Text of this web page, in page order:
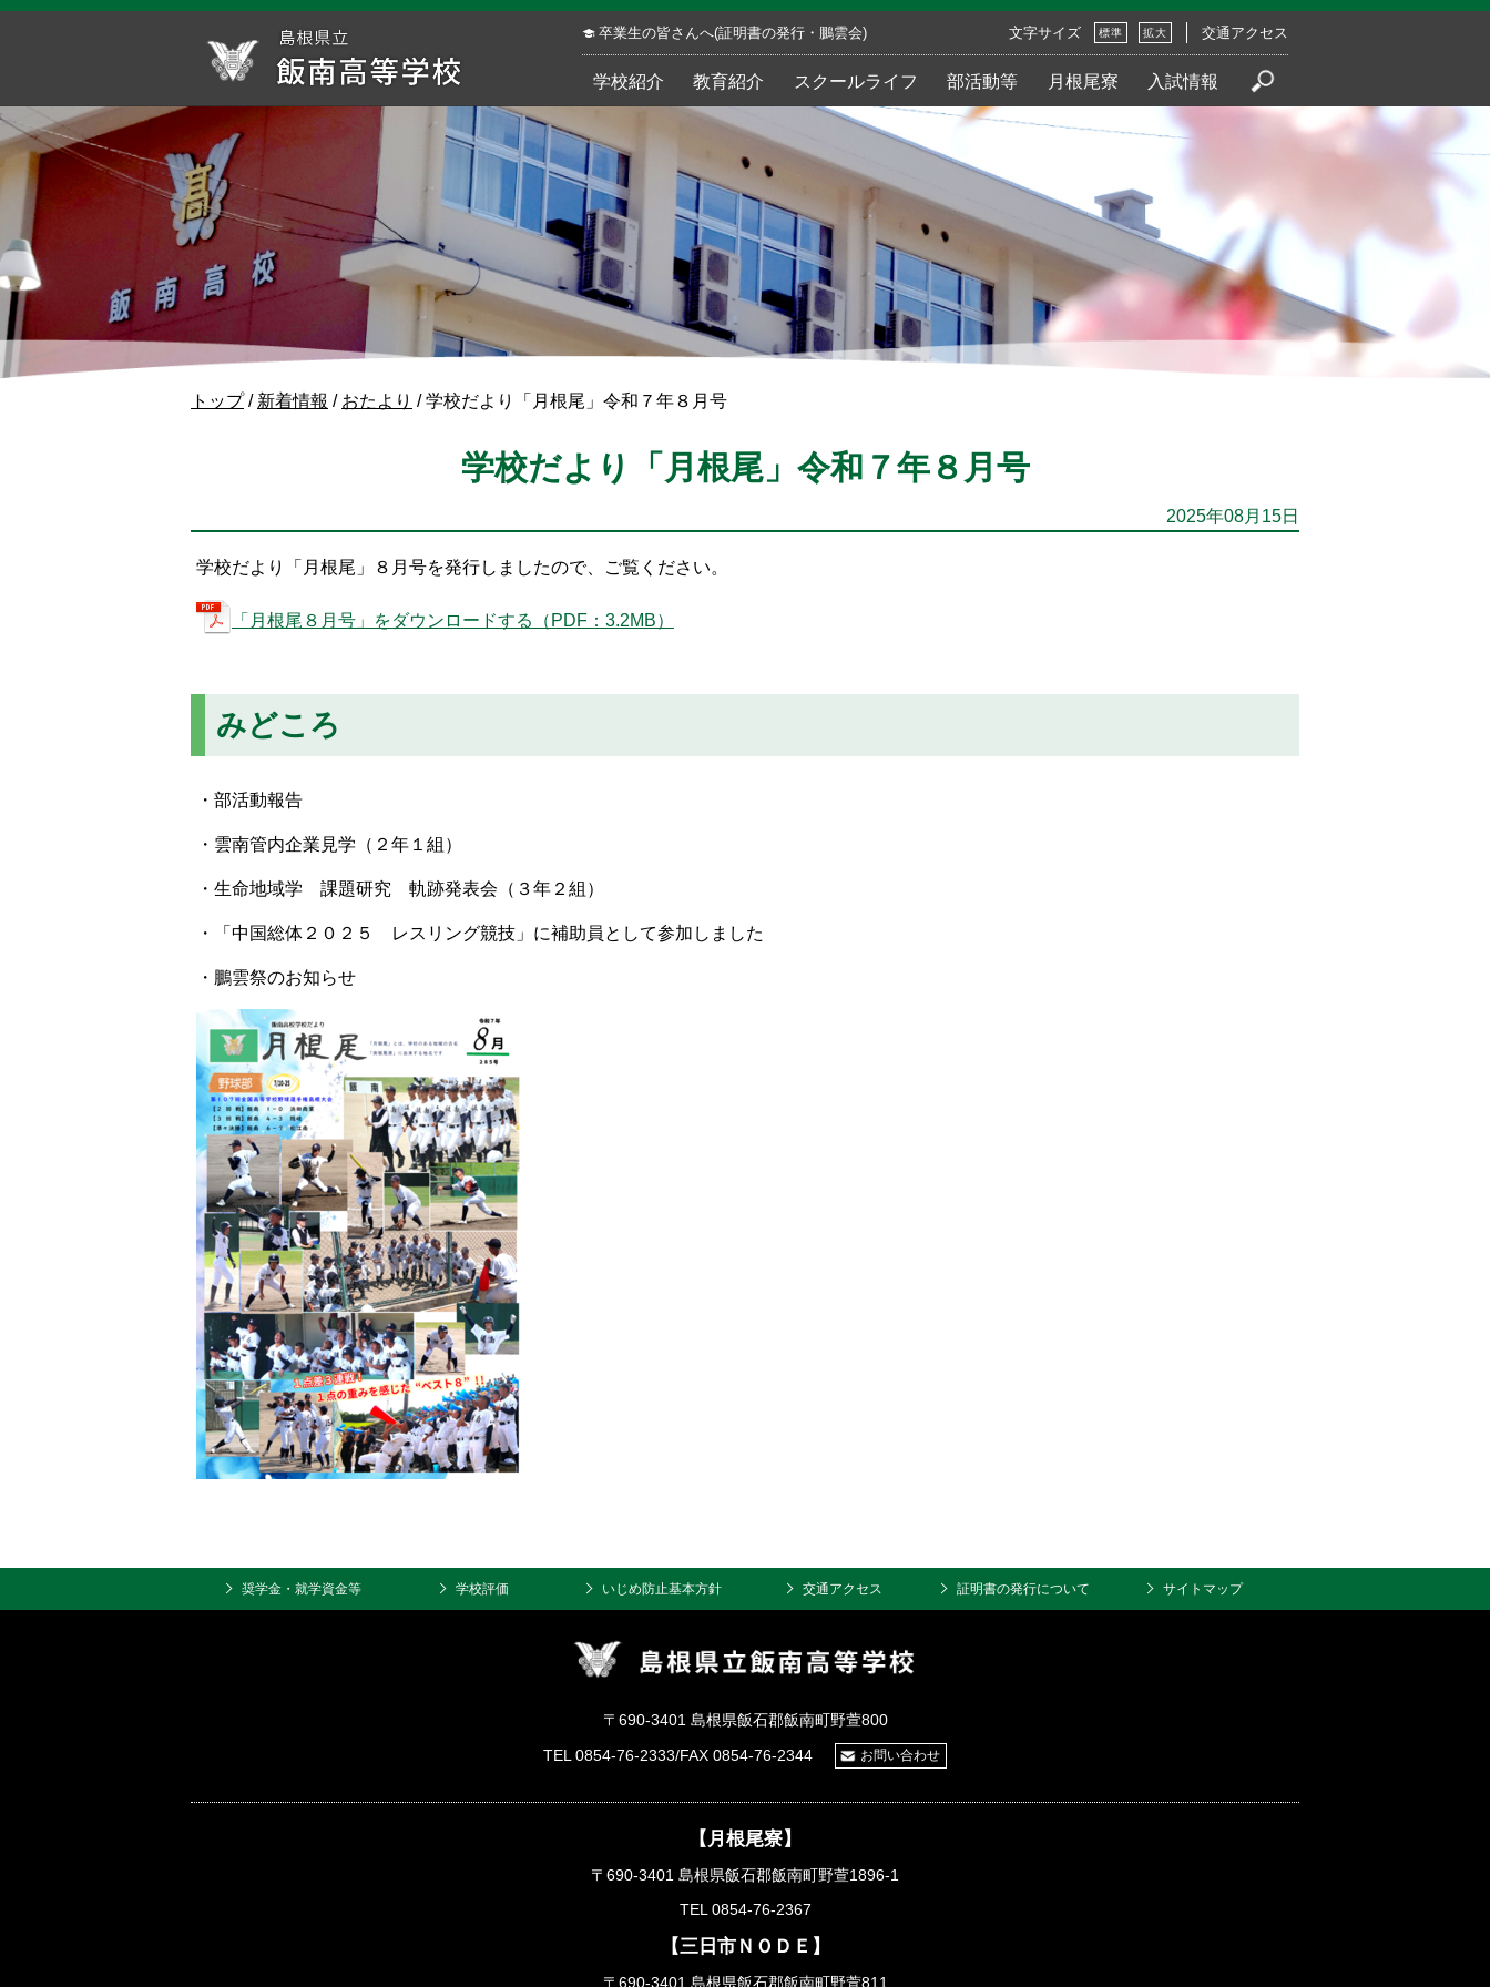
このページの本文へ
卒業生の皆さんへ(証明書の発行・鵬雲会) 文字サイズ 標準 拡大 交通アクセス
学校紹介 教育紹介 スクールライフ 部活動等 月根尾寮 入試情報
現
トップ/ 新着情報 / おたより /学校だより「月根尾」令和７年８月号
学校だより「月根尾」令和７年８月号
2025年08月15日
学校だより「月根尾」８月号を発行しましたので、ご覧ください。
「月根尾８月号」をダウンロードする（PDF：3.2MB）
みどころ
・部活動報告
・雲南管内企業見学（２年１組）
・生命地域学 課題研究 軌跡発表会（３年２組）
・「中国総体２０２５ レスリング競技」に補助員として参加しました
・鵬雲祭のお知らせ
奨学金・就学資金等 学校評価 いじめ防止基本方針 交通アクセス 証明書の発行について サイトマップ
〒690-3401 島根県飯石郡飯南町野萱800
TEL 0854-76-2333/FAX 0854-76-2344
お問い合わせ
【月根尾寮】
〒690-3401 島根県飯石郡飯南町野萱1896-1
TEL 0854-76-2367
【三日市ＮＯＤＥ】
〒690-3401 島根県飯石郡飯南町野萱811